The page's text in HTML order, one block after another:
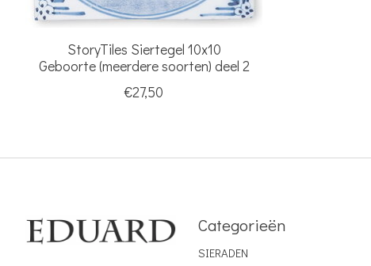
StoryTiles Siertegel 10x10
Geboorte (meerdere soorten) deel 2
€27,50
Categorieën
SIERADEN